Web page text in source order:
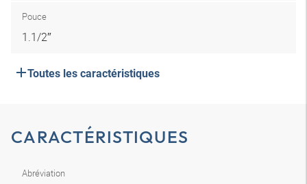
Pouce
1.1/2″
Toutes les caractéristiques
CARACTÉRISTIQUES
Abréviation